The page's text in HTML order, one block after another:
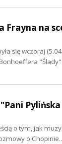
Frayna na
się wczoraj
o tym, jak
o